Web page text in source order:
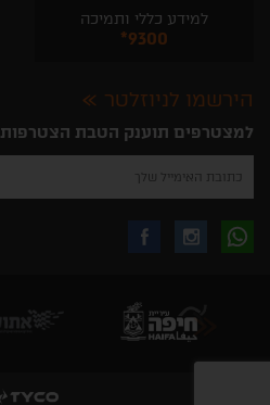
למידע כללי ותמיכה
*9300
הירשמו לניוזלטר
למצטרפים תוענק הטבת הצטרפות
להזין
שלך
לקבלת
באינסטגרם
עקבו
בפייסבוק